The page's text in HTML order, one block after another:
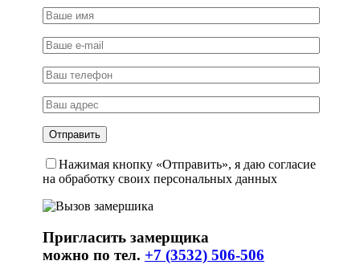
Нажимая кнопку «Отправить», я даю согласие
на обработку своих персональных данных
Пригласить замерщика
можно по тел. +7 (3532) 506-506